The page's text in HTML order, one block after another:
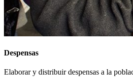
Despensas
Elaborar y distribuir despensas a la